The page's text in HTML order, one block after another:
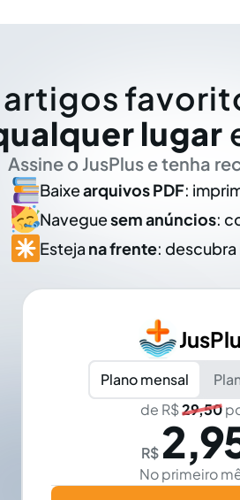
artigos
lugar
Assine o JusPlus e tenha
Baixearquivos PDF:
Naveguesem anúncios:
Esteja na frente: descubra
Plano mensal
de R$29,50
R$
No primeiro